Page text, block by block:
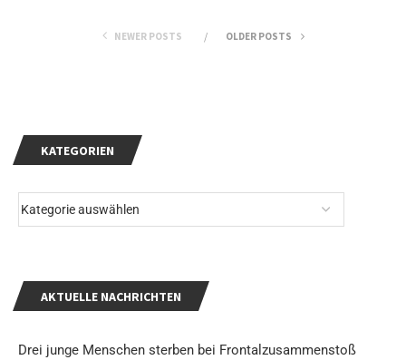
NEWER POSTS OLDER POSTS
KATEGORIEN
AKTUELLE NACHRICHTEN
Drei junge Menschen sterben bei Frontalzusammenstoß